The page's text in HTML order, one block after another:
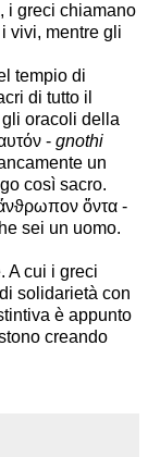
i greci chiamano
vivi, mentre gli
tempio di
di tutto il
oracoli della
- gnothi
un
così sacro.
ὄντα -
sei un uomo.
A cui i greci
solidarietà con
è appunto
creando